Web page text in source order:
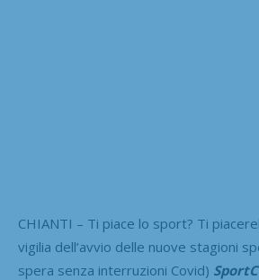
CHIANTI – Ti piace lo sport? Ti
vigilia dell’avvio delle nuove stagioni
spera senza interruzioni Covid)